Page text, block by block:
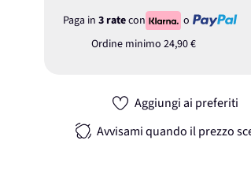
Paga in 3 ratecon
o
Ordine minimo 24,90 €
Aggiungi ai preferiti
Avvisami quando il prezzo